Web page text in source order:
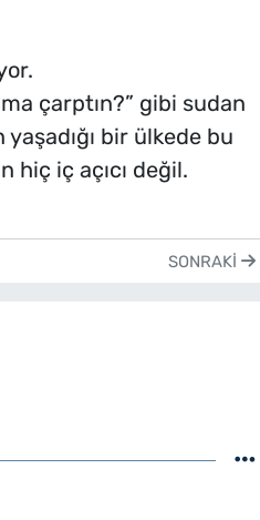
çarptın?” gibi sudan
bir ülkede bu
hiç iç açıcı değil.
SONRAKI